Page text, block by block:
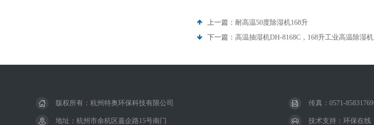
上一篇： 耐高温50度除湿机168升
下一篇： 高温抽湿机DH-8168C，168升工业高温除湿机
版权所有：杭州特奥环保科技有限公司 传真：0571-85831769
地址：杭州市余杭区嘉企路15号南门 技术支持： 环保在线